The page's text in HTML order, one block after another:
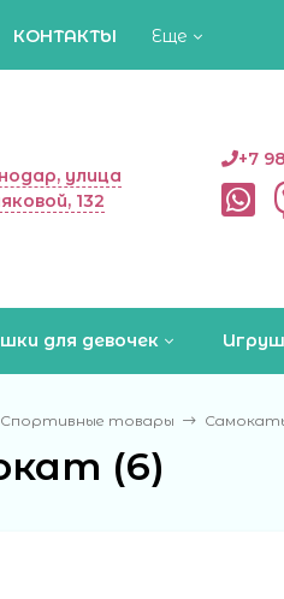
КОНТАКТЫ Еще
улица
132
+7
для девочек
Спортивные товары
(6)